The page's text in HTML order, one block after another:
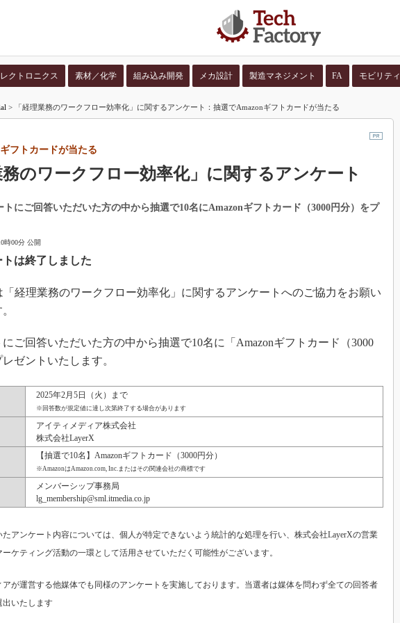
語を入力してください 並び順：
クトロニクス 素材／化学 組み込み開発 メカ設計 製造マネジメント FA モビリティ
> 「経理業務のワークフロー効率化」に関するアンケート：抽選でAmazonギフトカードが当たる
務のワークフロー効率化」に関するアンケート
フトカードが当たる
トにご回答いただいた方の中から抽選で10名にAmazonギフトカード（3000円分）をプ
時00分 公開
は終了しました
経理業務のワークフロー効率化」に関するアンケートへのご協力をお願い
ご回答いただいた方の中から抽選で10名に「Amazonギフトカード（3000
ゼントいたします。
2025年2月5日（火）まで
※回答数が規定値に達し次第終了する場合があります
アイティメディア株式会社
株式会社LayerX
【抽選で10名】Amazonギフトカード（3000円分）
※AmazonはAmazon.com, Inc.またはその関連会社の商標です
メンバーシップ事務局
lg_membership@sml.itmedia.co.jp
アンケート内容については、個人が特定できないよう統計的な処理を行い、株式会社LayerXの営業
ケティング活動の一環として活用させていただく可能性がございます。
が運営する他媒体でも同様のアンケートを実施しております。当選者は媒体を問わず全ての回答者
出いたします